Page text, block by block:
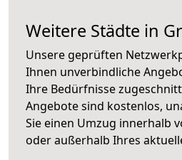
Weitere Städte in
Unsere geprüften
Ihnen unverbindliche
Ihre Bedürfnisse
Angebote sind kostenlos,
Sie einen Umzug innerhalb
oder außerhalb Ihres